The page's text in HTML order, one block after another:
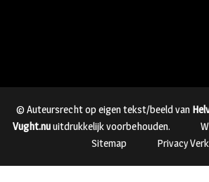
© Auteursrecht op eigen tekst/beeld van
Vught.nuuitdrukkelijk voorbehouden.
Sitemap
Privacy